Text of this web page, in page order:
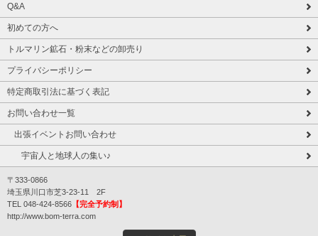
Q&A
初めての方へ
トルマリン鉱石・粉末などの卸売り
プライバシーポリシー
特定商取引法に基づく表記
お問い合わせ一覧
出張イベントお問い合わせ
宇宙人と地球人の集い♪
〒333-0866
埼玉県川口市芝3-23-11 2F
TEL 048-424-8566 【完全予約制】
http://www.bom-terra.com